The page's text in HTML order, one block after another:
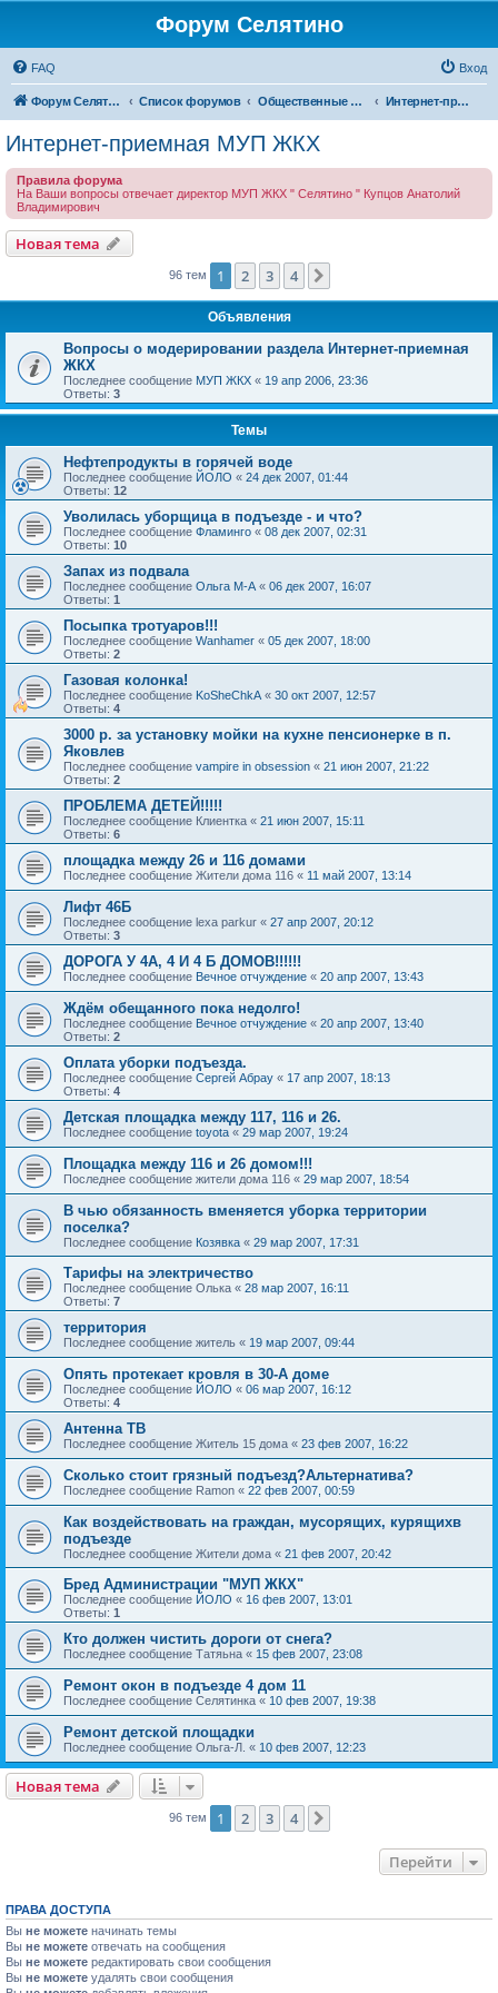
Форум Селятино
FAQ Вход
Форум Селятино Список форумов Общественные интернет-приемные Интернет-приемная МУП ЖКХ
Интернет-приемная МУП ЖКХ
Правила форума
На Ваши вопросы отвечает директор МУП ЖКХ " Селятино " Купцов Анатолий
Владимирович
Новая тема
96 тем 1 2 3 4
Объявления
Вопросы о модерировании раздела Интернет-приемная
ЖКХ
Последнее сообщение МУП ЖКХ « 19 апр 2006, 23:36
Ответы: 3
Темы
Нефтепродукты в горячей воде
Последнее сообщение ЙОЛО « 24 дек 2007, 01:44
Ответы: 12
Уволилась уборщица в подъезде - и что?
Последнее сообщение Фламинго « 08 дек 2007, 02:31
Ответы: 10
Запах из подвала
Последнее сообщение Ольга М-А « 06 дек 2007, 16:07
Ответы: 1
Посыпка тротуаров!!!
Последнее сообщение Wanhamer « 05 дек 2007, 18:00
Ответы: 2
Газовая колонка!
Последнее сообщение KoSheChkA « 30 окт 2007, 12:57
Ответы: 4
3000 р. за установку мойки на кухне пенсионерке в п.
Яковлев
Последнее сообщение vampire in obsession « 21 июн 2007, 21:22
Ответы: 2
ПРОБЛЕМА ДЕТЕЙ!!!!!
Последнее сообщение Клиентка « 21 июн 2007, 15:11
Ответы: 6
площадка между 26 и 116 домами
Последнее сообщение Жители дома 116 « 11 май 2007, 13:14
Лифт 46Б
Последнее сообщение lexa parkur « 27 апр 2007, 20:12
Ответы: 3
ДОРОГА У 4А, 4 И 4 Б ДОМОВ!!!!!!
Последнее сообщение Вечное отчуждение « 20 апр 2007, 13:43
Ждём обещанного пока недолго!
Последнее сообщение Вечное отчуждение « 20 апр 2007, 13:40
Ответы: 2
Оплата уборки подъезда.
Последнее сообщение Сергей Абрау « 17 апр 2007, 18:13
Ответы: 4
Детская площадка между 117, 116 и 26.
Последнее сообщение toyota « 29 мар 2007, 19:24
Площадка между 116 и 26 домом!!!
Последнее сообщение жители дома 116 « 29 мар 2007, 18:54
В чью обязанность вменяется уборка территории
поселка?
Последнее сообщение Козявка « 29 мар 2007, 17:31
Тарифы на электричество
Последнее сообщение Oлькa « 28 мар 2007, 16:11
Ответы: 7
территория
Последнее сообщение житель « 19 мар 2007, 09:44
Опять протекает кровля в 30-А доме
Последнее сообщение ЙОЛО « 06 мар 2007, 16:12
Ответы: 4
Антенна ТВ
Последнее сообщение Житель 15 дома « 23 фев 2007, 16:22
Сколько стоит грязный подъезд?Альтернатива?
Последнее сообщение Ramon « 22 фев 2007, 00:59
Как воздействовать на граждан, мусорящих, курящихв
подъезде
Последнее сообщение Жители дома « 21 фев 2007, 20:42
Бред Администрации "МУП ЖКХ"
Последнее сообщение ЙОЛО « 16 фев 2007, 13:01
Ответы: 1
Кто должен чистить дороги от снега?
Последнее сообщение Татяьна « 15 фев 2007, 23:08
Ремонт окон в подъезде 4 дом 11
Последнее сообщение Селятинка « 10 фев 2007, 19:38
Ремонт детской площадки
Последнее сообщение Ольга-Л. « 10 фев 2007, 12:23
Новая тема
96 тем 1 2 3 4
Перейти
ПРАВА ДОСТУПА
Вы не можете начинать темы
Вы не можете отвечать на сообщения
Вы не можете редактировать свои сообщения
Вы не можете удалять свои сообщения